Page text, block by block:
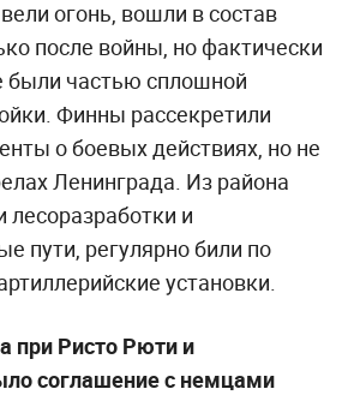
огонь, вошли в состав
после войны, но фактически
были частью сплошной
Финны рассекретили
о боевых действиях, но не
Ленинграда. Из района
лесоразработки и
пути, регулярно били по
установки.
при Ристо Рюти и
соглашение с немцами